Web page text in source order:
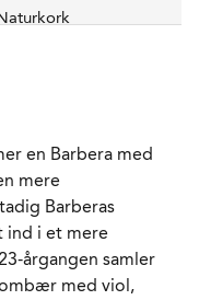
måneder i franske
fulgt af 6
i flasken efter
20% nye
80% én gang
10 år fra høståret.
en Barbera med
mere
Barberas
ind i et mere
årgangen samler
med viol,